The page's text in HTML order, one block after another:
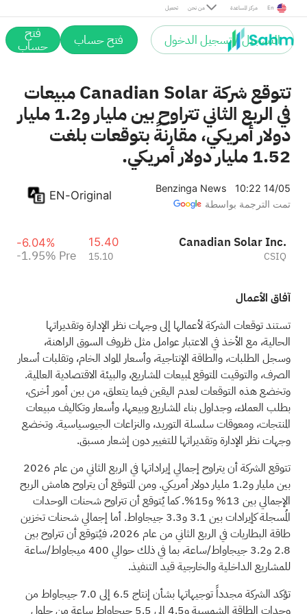
تحميل من نحن مركز المساعدة En
التسجيل / تسجيل الدخول فتح حساب فتح
حساب
تتوقع شركة Canadian Solar مبيعات
في الربع الثاني تتراوح بين مليار و1.2 مليار
دولار أمريكي، مقارنةً بتوقعات بلغت
1.52 مليار دولار أمريكي.
Benzinga News
10:22 14/05
تمت الترجمة بواسطة
EN-Original
Canadian Solar Inc.
CSIQ
15.40
15.10
-6.04%
-1.95% Pre
آفاق الأعمال
تستند توقعات الشركة لأعمالها إلى وجهات نظر الإدارة وتقديراتها
الحالية، مع الأخذ في الاعتبار عوامل مثل ظروف السوق الراهنة،
وسجل الطلبات، والطاقة الإنتاجية، وأسعار المواد الخام، وتقلبات أسعار
الصرف، والتوقيت المتوقع لمبيعات المشاريع، والبيئة الاقتصادية العالمية.
وتخضع هذه التوقعات لعدم اليقين فيما يتعلق، من بين أمور أخرى،
بطلب العملاء، وجداول بناء المشاريع وبيعها، وأسعار وتكاليف مبيعات
المنتجات، ومعوقات سلسلة التوريد، والنزاعات الجيوسياسية. وتخضع
وجهات نظر الإدارة وتقديراتها للتغيير دون إشعار مسبق.
تتوقع الشركة أن يتراوح إجمالي إيراداتها في الربع الثاني من عام 2026
بين مليار و1.2 مليار دولار أمريكي. ومن المتوقع أن يتراوح هامش الربح
الإجمالي بين 13% و15%. كما يُتوقع أن تتراوح شحنات الوحدات
المُسجلة كإيرادات بين 3.1 و3.3 جيجاواط. أما إجمالي شحنات تخزين
طاقة البطاريات في الربع الثاني من عام 2026، فيُتوقع أن تتراوح بين
2.8 و3.2 جيجاواط/ساعة، بما في ذلك حوالي 400 ميجاواط/ساعة
للمشاريع الداخلية والخارجية قيد التنفيذ.
تؤكد الشركة مجدداً توجيهاتها بشأن إنتاج 6.5 إلى 7.0 جيجاواط من
وحدات الطاقة الشمسية و4.5 إلى 5.5 جيجاواط ساعة من حلول